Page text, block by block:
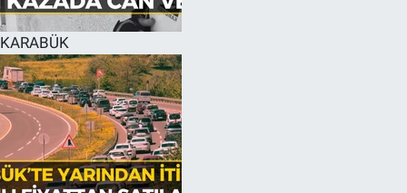
KARABÜKSon Dakika Haberleri
Haber Arşivi